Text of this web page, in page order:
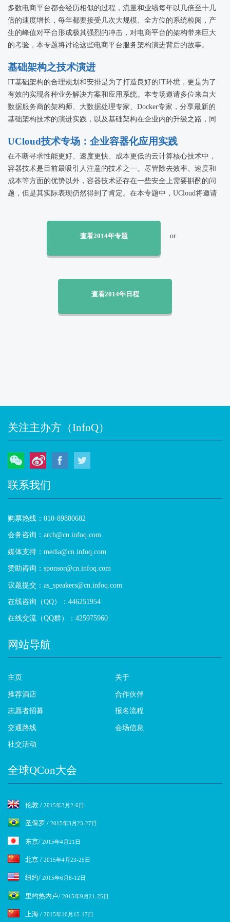
多数电商平台都会经历相似的过程，流量和业绩每年以几倍至十几
倍的速度增长，每年都要接受几次大规模、全方位的系统检阅，产
生的峰值对平台形成极其强烈的冲击，对电商平台的架构带来巨大
的考验，本专题将讨论这些电商平台服务架构演进背后的故事。
基础架构之技术演进
IT基础架构的合理规划和安排是为了打造良好的IT环境，更是为了
有效的实现各种业务解决方案和应用系统。本专场邀请多位来自大
数据服务商的架构师、大数据处理专家、Docker专家，分享最新的
基础架构技术的演进实践，以及基础架构在企业内的升级之路，同
UCloud技术专场：企业容器化应用实践
在不断寻求性能更好、速度更快、成本更低的云计算核心技术中，
容器技术是目前最吸引人注意的技术之一。尽管除去效率、速度和
成本等方面的优势以外，容器技术还存在一些安全上需要斟酌的问
题，但是其实际表现仍然得到了肯定。在本专题中，UCloud将邀请
查看2014年专题 or
查看2014年日程
关注主办方（InfoQ）
微信 微博 Facebook
联系我们
购票热线：010-89880682
会务咨询：arch@cn.infoq.com
媒体支持：media@cn.infoq.com
赞助咨询：sponsor@cn.infoq.com
议题提交：as_speakers@cn.infoq.com
在线咨询（QQ）：446251954
在线交流（QQ群）：425975960
网站导航
主页 关于
推荐酒店 合作伙伴
志愿者招募 报名流程
交通路线 会场信息
社交活动
全球QCon大会
伦敦 / 2015年3月2-6日
圣保罗 / 2015年3月23-27日
东京/ 2015年4月21日
北京 / 2015年4月23-25日
纽约/ 2015年6月8-12日
里约热内卢/ 2015年9月21-25日
上海 / 2015年10月15-17日